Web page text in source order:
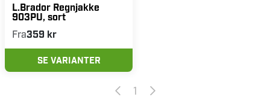
L.Brador Regnjakke
903PU, sort
Fra359 kr
SE VARIANTER
1